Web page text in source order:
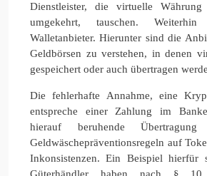
Dienstleister, die virtuelle
umgekehrt, tauschen.
Walletanbieter. Hierunter sind die
Geldbörsen zu verstehen, in denen
gespeichert oder auch übertragen
Die fehlerhafte Annahme, eine
entspreche einer Zahlung im
hierauf beruhende
Geldwäschepräventionsregeln auf
Inkonsistenzen. Ein Beispiel hierfür